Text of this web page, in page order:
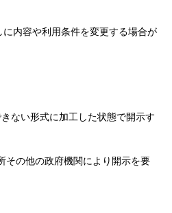
内容や利用条件を変更する場合が
ない形式に加工した状態で開示す
その他の政府機関により開示を要